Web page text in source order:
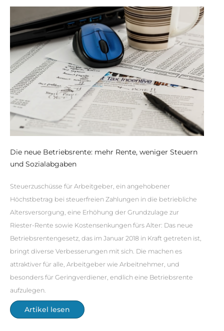
Die neue Betriebsrente: mehr Rente, weniger Steuern
und Sozialabgaben
Steuerzuschüsse für Arbeitgeber, ein angehobener
Höchstbetrag bei steuerfreien Zahlungen in die betriebliche
Altersversorgung, eine Erhöhung der Grundzulage zur
Riester-Rente sowie Kostensenkungen fürs Alter: Das neue
Betriebsrentengesetz, das im Januar 2018 in Kraft getreten ist,
bringt diverse Verbesserungen mit sich. Die machen es
attraktiver für alle, Arbeitgeber wie Arbeitnehmer, und
besonders für Geringverdiener, endlich eine Betriebsrente
aufzulegen.
Artikel lesen